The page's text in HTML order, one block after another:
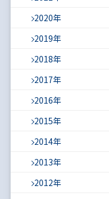
2020年
2019年
2018年
2017年
2016年
2015年
2014年
2013年
2012年